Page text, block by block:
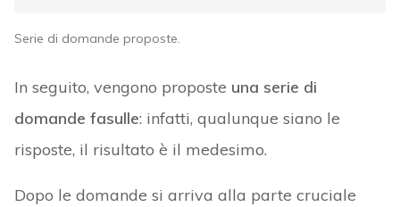
Serie di domande proposte.
In seguito, vengono proposte una serie di
domande fasulle: infatti, qualunque siano le
risposte, il risultato è il medesimo.
Dopo le domande si arriva alla parte cruciale